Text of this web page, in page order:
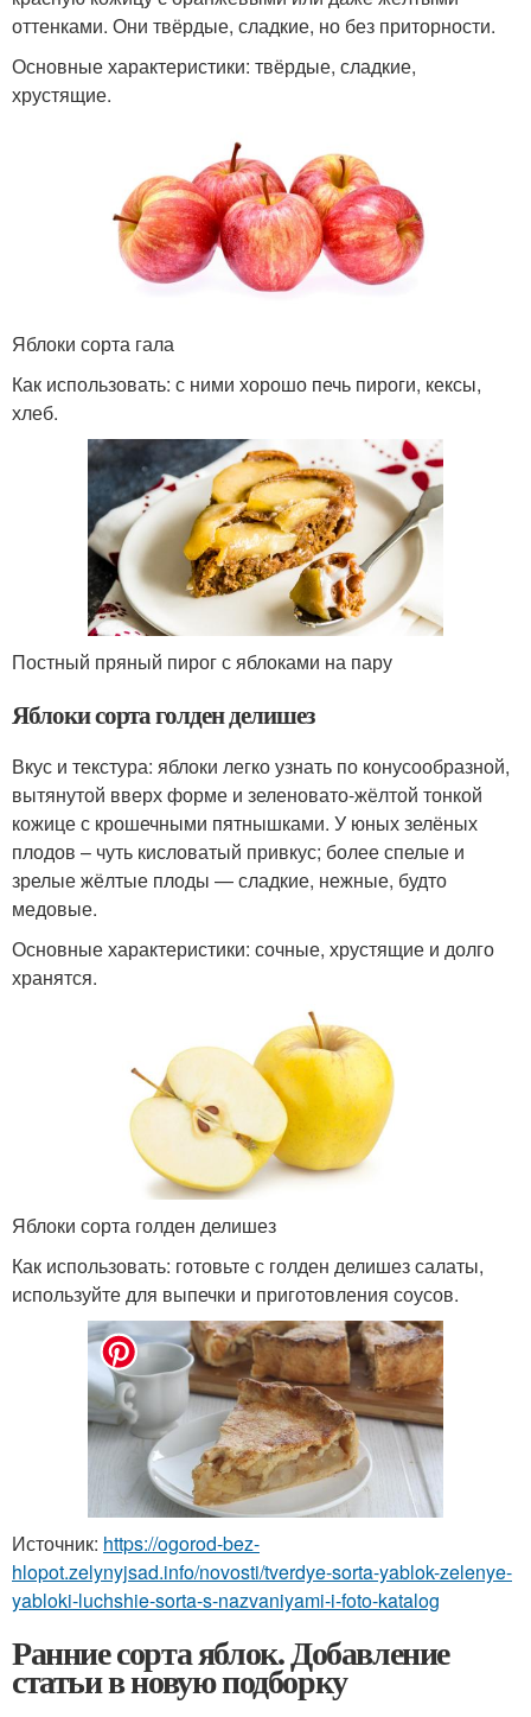
оттенками. Они твёрдые, сладкие, но без приторности.
Основные характеристики: твёрдые, сладкие,
хрустящие.
Яблоки сорта гала
Как использовать: с ними хорошо печь пироги, кексы,
хлеб.
Постный пряный пирог с яблоками на пару
Яблоки сорта голден делишез
Вкус и текстура: яблоки легко узнать по конусообразной,
вытянутой вверх форме и зеленовато-жёлтой тонкой
кожице с крошечными пятнышками. У юных зелёных
плодов – чуть кисловатый привкус; более спелые и
зрелые жёлтые плоды — сладкие, нежные, будто
медовые.
Основные характеристики: сочные, хрустящие и долго
хранятся.
Яблоки сорта голден делишез
Как использовать: готовьте с голден делишез салаты,
используйте для выпечки и приготовления соусов.
Источник: https://ogorod-bez-
hlopot.zelynyjsad.info/novosti/tverdye-sorta-yablok-zelenye-
yabloki-luchshie-sorta-s-nazvaniyami-i-foto-katalog
Ранние сорта яблок. Добавление
статьи в новую подборку